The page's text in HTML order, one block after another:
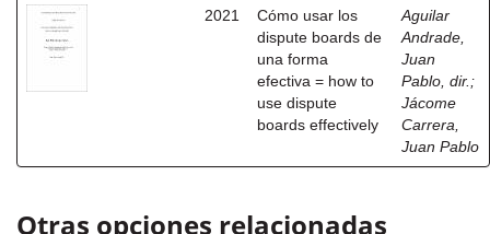
2021
Cómo usar los
dispute boards de
una forma
efectiva = how to
use dispute
boards effectively
Aguilar
Andrade,
Juan
Pablo, dir. ;
Jácome
Carrera,
Juan Pablo
Otras opciones relacionadas